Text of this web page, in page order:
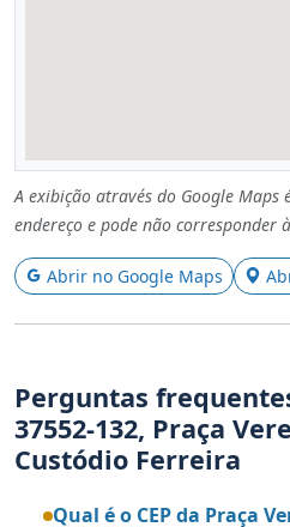
A exibição através do Google Maps
endereço e pode não corresponder
Abrir no Google Maps
Perguntas
37552-132, Praça
Custódio Ferreira
Qual é o CEP da Praça